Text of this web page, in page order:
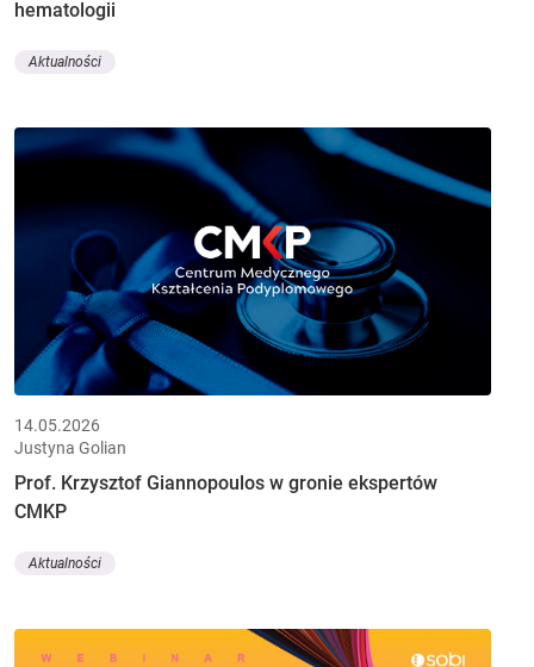
hematologii
Aktualności
14.05.2026
Justyna Golian
Prof. Krzysztof Giannopoulos w gronie ekspertów
CMKP
Aktualności